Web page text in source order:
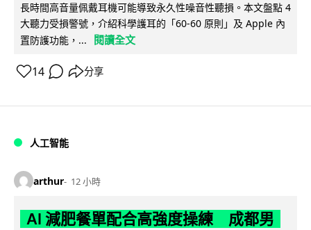
長時間高音量佩戴耳機可能導致永久性噪音性聽損。本文盤點 4
大聽力受損警號，介紹科學護耳的「60-60 原則」及 Apple 內
置防護功能，...
閱讀全文
14 分享
人工智能
arthur 12 小時
AI 減肥餐單配合高強度操練 成都男